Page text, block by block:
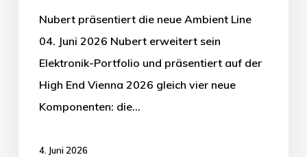
Nubert präsentiert die neue Ambient Line
04. Juni 2026 Nubert erweitert sein
Elektronik-Portfolio und präsentiert auf der
High End Vienna 2026 gleich vier neue
Komponenten: die…
4. Juni 2026